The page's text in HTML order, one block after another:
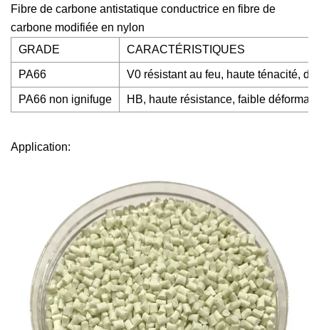
Fibre de carbone antistatique conductrice en fibre de
carbone modifiée en nylon
GRADE
CARACTÉRISTIQUES
PA66 V0 résistant au feu, haute ténacité,
PA66 non ignifuge HB, haute résistance, faible
Application: